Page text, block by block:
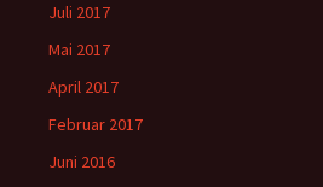
Juli 2017
Mai 2017
April 2017
Februar 2017
Juni 2016